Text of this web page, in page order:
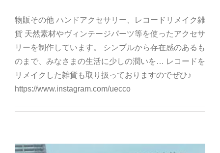
物販その他 ハンドアクセサリー、レコードリメイク雑
貨 天然素材やヴィンテージパーツ等を使ったアクセサ
リーを制作しています。 シンプルから存在感のあるも
のまで、みなさまの生活に少しの潤いを… レコードを
リメイクした雑貨も取り扱っておりますのでぜひ♪
https://www.instagram.com/uecco